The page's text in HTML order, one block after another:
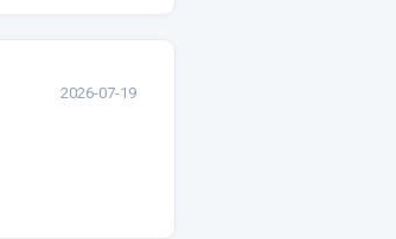
2026-07-19